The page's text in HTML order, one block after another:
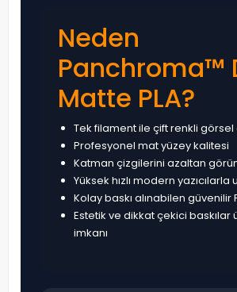
Neden
Panchroma™
Matte PLA?
Tek filament ile çift renkli
Profesyonel mat yüzey kalitesi
Katman çizgilerini azaltan
Yüksek hızlı modern yazıcılarla
Kolay baskı alınabilen güvenilir
Estetik ve dikkat çekici baskılar
imkanı